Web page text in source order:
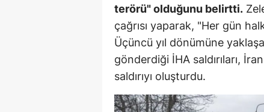
terörü" olduğunu belirtti.
çağrısı yaparak, "Her gün
Üçüncü yıl dönümüne
gönderdiği İHA saldırıları,
saldırıyı oluşturdu.